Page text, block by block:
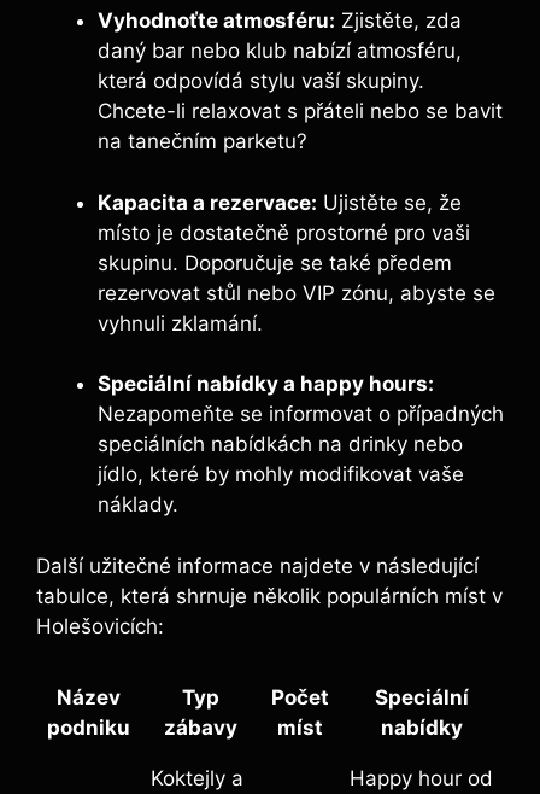
Vyhodnoťte atmosféru: Zjistěte, zda
daný bar nebo klub nabízí atmosféru,
která odpovídá stylu vaší skupiny.
Chcete-li relaxovat s přáteli nebo se bavit
na tanečním parketu?
Kapacita a rezervace: Ujistěte se, že
místo je dostatečně prostorné pro vaši
skupinu. Doporučuje se také předem
rezervovat stůl nebo VIP zónu, abyste se
vyhnuli zklamání.
Speciální nabídky a happy hours:
Nezapomeňte se informovat o případných
speciálních nabídkách na drinky nebo
jídlo, které by mohly modifikovat vaše
náklady.
Další užitečné informace najdete v následující
tabulce, která shrnuje několik populárních míst v
Holešovicích:
Název
podniku
Typ
zábavy
Počet
míst
Speciální
nabídky
Koktejly a
Happy hour od